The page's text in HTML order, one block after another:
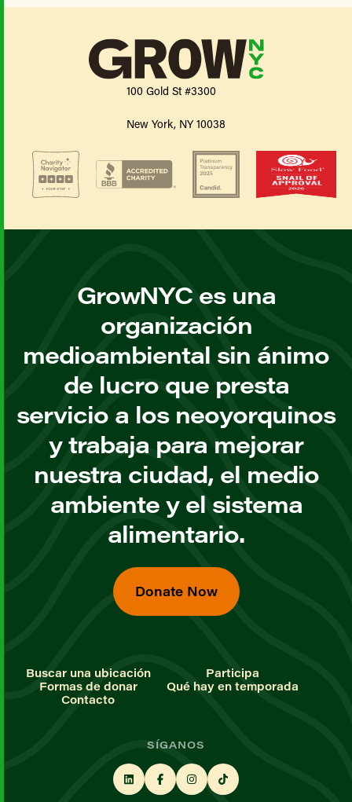
100 Gold St #3300
New York, NY 10038
GrowNYC es una
organización
medioambiental sin ánimo
de lucro que presta
servicio a los neoyorquinos
y trabaja para mejorar
nuestra ciudad, el medio
ambiente y el sistema
alimentario.
Donate Now
Buscar una ubicación
Participa
Formas de donar
Qué hay en temporada
Contacto
SÍGANOS